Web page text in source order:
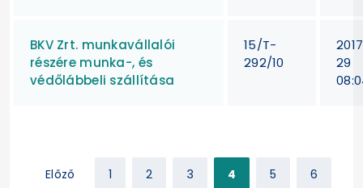
BKV Zrt. munkavállalói
részére munka-, és
védőlábbeli szállítása
15/T-
292/10
29
Előző 1 2 3 4 5 6